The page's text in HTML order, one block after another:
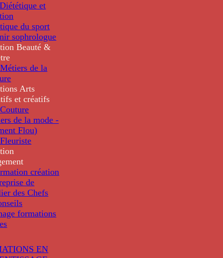
et
du sport
sophrologue
Beauté &
de la
Arts
et créatifs
de la mode -
Flou)
création
de
des Chefs
formations
EN